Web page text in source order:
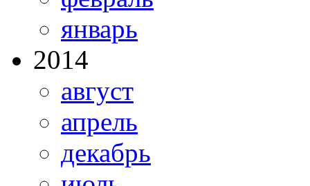
январь
2014
август
апрель
декабрь